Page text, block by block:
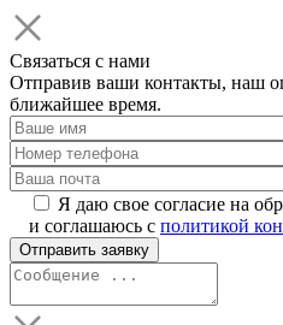
Связаться с нами
Отправив ваши контакты, наш
ближайшее время.
Я даю свое согласие на
и соглашаюсь с политикой